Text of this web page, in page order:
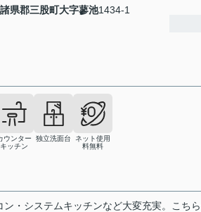
県郡三股町大字蓼池1434-1
ウンター
キッチン
独立洗面台
ネット使用
料無料
・システムキッチンなど大変充実。こち